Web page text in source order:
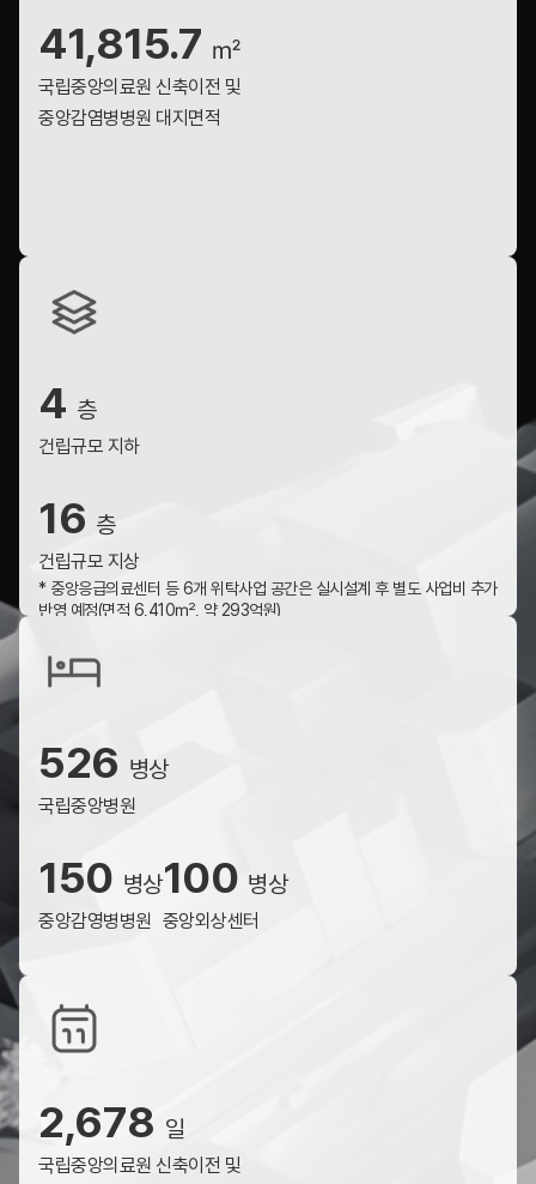
41,815.7 ㎡
국립중앙의료원 신축이전 및
중앙감염병병원 대지면적
4 층
건립규모 지하
16 층
건립규모 지상
* 중앙응급의료센터 등 6개 위탁사업 공간은 실시설계 후 별도 사업비 추가
반영 예정(면적 6,410㎡, 약 293억원)
526 병상
국립중앙병원
150 병상
중앙감영병병원
100 병상
중앙외상센터
2,678 일
국립중앙의료원 신축이전 및